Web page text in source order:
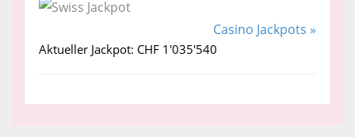
Casino Jackpots »
Aktueller Jackpot: CHF 1'035'540